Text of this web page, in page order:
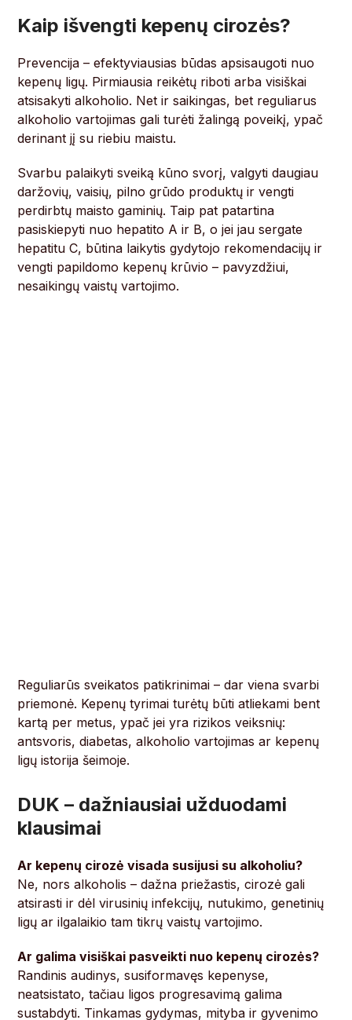
Kaip išvengti kepenų cirozės?
Prevencija – efektyviausias būdas apsisaugoti nuo
kepenų ligų. Pirmiausia reikėtų riboti arba visiškai
atsisakyti alkoholio. Net ir saikingas, bet reguliarus
alkoholio vartojimas gali turėti žalingą poveikį, ypač
derinant jį su riebiu maistu.
Svarbu palaikyti sveiką kūno svorį, valgyti daugiau
daržovių, vaisių, pilno grūdo produktų ir vengti
perdirbtų maisto gaminių. Taip pat patartina
pasiskiepyti nuo hepatito A ir B, o jei jau sergate
hepatitu C, būtina laikytis gydytojo rekomendacijų ir
vengti papildomo kepenų krūvio – pavyzdžiui,
nesaikingų vaistų vartojimo.
Reguliarūs sveikatos patikrinimai – dar viena svarbi
priemonė. Kepenų tyrimai turėtų būti atliekami bent
kartą per metus, ypač jei yra rizikos veiksnių:
antsvoris, diabetas, alkoholio vartojimas ar kepenų
ligų istorija šeimoje.
DUK – dažniausiai užduodami
klausimai
Ar kepenų cirozė visada susijusi su alkoholiu?
Ne, nors alkoholis – dažna priežastis, cirozė gali
atsirasti ir dėl virusinių infekcijų, nutukimo, genetinių
ligų ar ilgalaikio tam tikrų vaistų vartojimo.
Ar galima visiškai pasveikti nuo kepenų cirozės?
Randinis audinys, susiformavęs kepenyse,
neatsistato, tačiau ligos progresavimą galima
sustabdyti. Tinkamas gydymas, mityba ir gyvenimo